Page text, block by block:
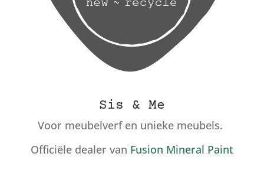
Sis & Me
Voor meubelverf en unieke meubels.
Officiële dealer van Fusion Mineral Paint